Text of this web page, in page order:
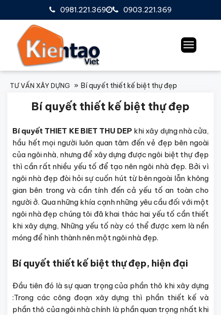
0903.221.369
0981.221.369
TƯ VẤN XÂY DỰNG Bí quyết thiết kế biệt thự đẹp
Bí quyết thiết kế biệt thự đẹp
Bí quyết THIET KE BIET THU DEP khi xây dựng nhà cửa,
hầu hết mọi người luôn quan tâm đến vẻ đẹp bên ngoài
của ngôi nhà, nhưng để xây dựng được ngôi biệt thự đẹp
thì cần rất nhiều yếu tố để tạo nên ngôi nhà đẹp. Bởi vì
ngôi nhà đẹp đòi hỏi sự cuốn hút từ bên ngoài lẫn không
gian bên trong và cần tính đến cả yếu tố an toàn cho
người ở. Qua những khía cạnh những yêu cầu đối với một
ngôi nhà đẹp chúng tôi đã khai thác hai yếu tố cần thiết
khi xây dựng, Những yếu tố này có thể được xem là nền
móng để hình thành nên một ngôi nhà đẹp.
Bí quyết thiết kế biệt thự đẹp, hiện đại
Đầu tiên đó là sự quan trọng của phần thô khi xây dựng
:Trong các công đoạn xây dựng thì phần thiết kế và
phần thô của ngôi nhà chính là phần quan trọng nhất khi